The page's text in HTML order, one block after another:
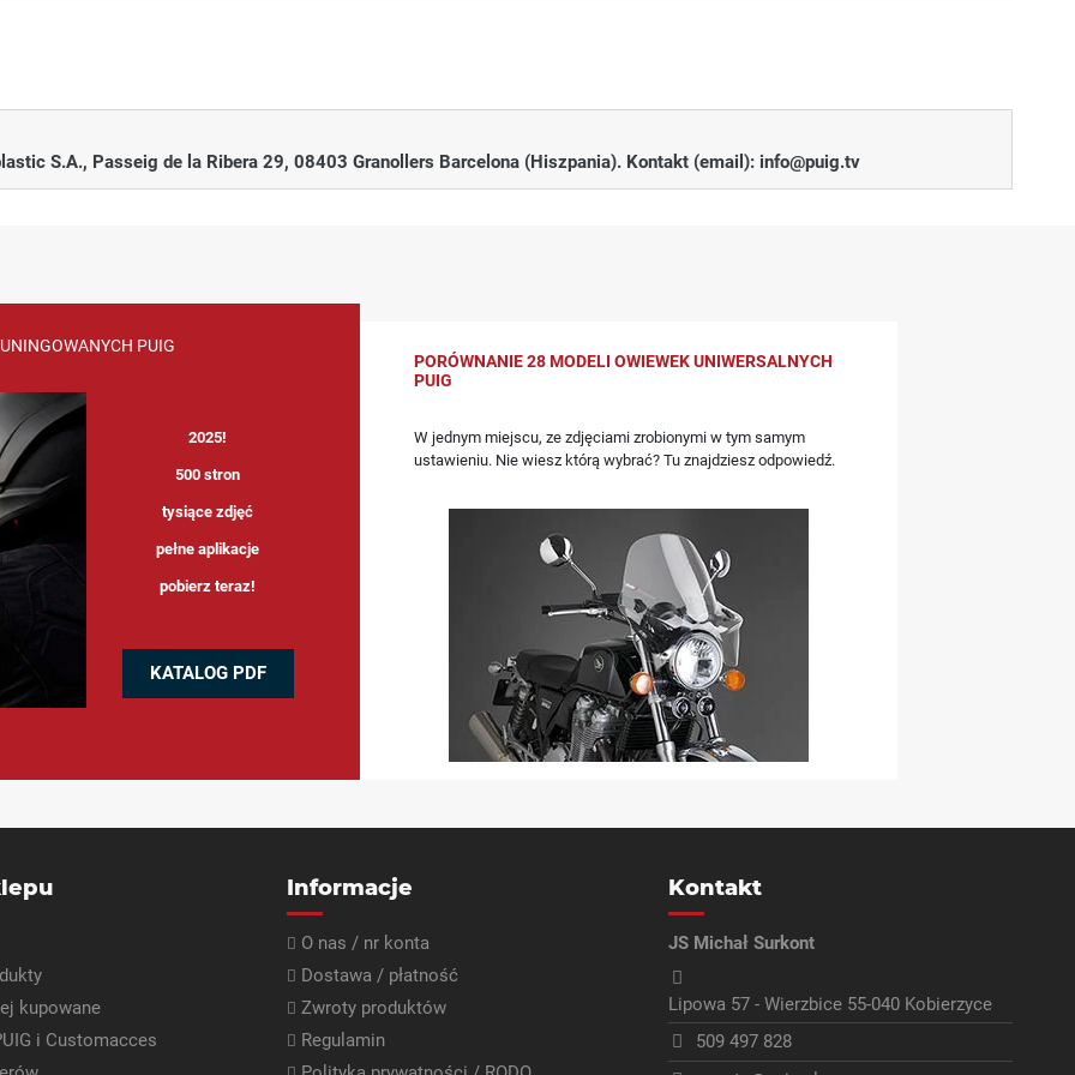
+135 mm nad zegary
W komplecie
Produkt dedykowany
zwłoki i z korzyścią dla klienta. Jeżeli masz jakaś uwagę, problem lub po prostu pytanie - skontaktuj się z nami!
rękojmią. Dokładamy wszelkich starań, aby w ofercie znalazły się produkty wysokiej jakości, które będą Ci służyć
zdjęcia ilustrujące problem mailem!) - to przyspiesza i ułatwia procedurę reklamacyjną;
57, 55-040 Wierzbice dołączając kartkę ze swoimi danymi kontaktowymi informacją.
reklamacji.
UIG.
S.A., Passeig de la Ribera 29, 08403 Granollers Barcelona (Hiszpania). Kontakt (email): info@puig.tv
PUIG
2025!
500 stron
tysiące zdjęć
pełne aplikacje
pobierz teraz!
KATALOG PDF
PORÓWNANIE 28 MODELI OWIEWEK UNIWERSALNYCH
PUIG
W jednym miejscu, ze zdjęciami zrobionymi w tym samym
ustawieniu. Nie wiesz którą wybrać? Tu znajdziesz odpowiedź.
kupowane
i Customacces
Informacje
O nas / nr konta
Dostawa / płatność
Zwroty produktów
Regulamin
Kontakt
JS Michał Surkont
Lipowa 57 - Wierzbice 55-040 Kobierzyce
509 497 828